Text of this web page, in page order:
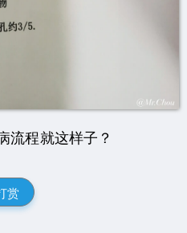
程就这样子？
赏